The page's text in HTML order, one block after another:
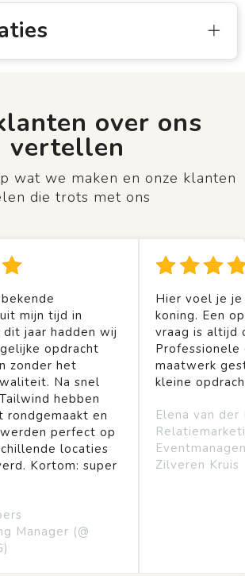
over ons
vertellen
wat we maken en onze klanten
die trots met ons
mijn tijd in
jaar hadden wij
opdracht
zonder het
Na snel
hebben
rondgemaakt en
perfect op
locaties
Kortom: super
Manager (@
Hier voel je
koning. Een
vraag is altijd
Professionele
maatwerk
kleine
Elena van der
Zilveren Kruis